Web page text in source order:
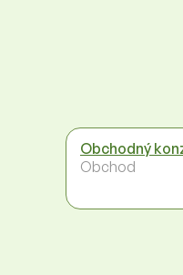
Obchodný
Obchod